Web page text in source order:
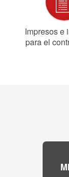
Impresos e
para el